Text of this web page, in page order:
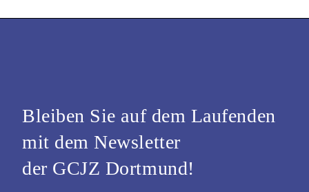
Bleiben Sie auf dem Laufenden
mit dem Newsletter
der GCJZ Dortmund!